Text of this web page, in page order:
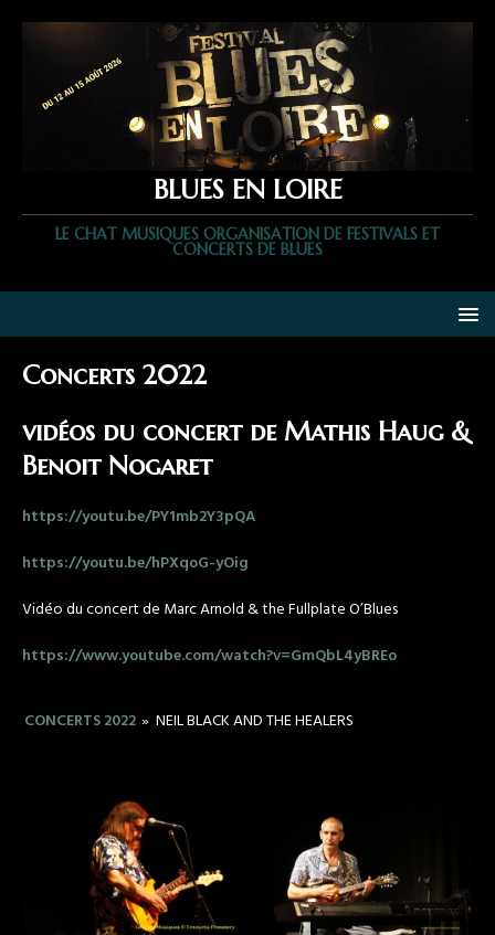
BLUES EN LOIRE
LE CHAT MUSIQUES ORGANISATION DE FESTIVALS ET
CONCERTS DE BLUES
Concerts 2022
vidéos du concert de Mathis Haug &
Benoit Nogaret
https://youtu.be/PY1mb2Y3pQA
https://youtu.be/hPXqoG-yOig
Vidéo du concert de Marc Arnold & the Fullplate O’Blues
https://www.youtube.com/watch?v=GmQbL4yBREo
CONCERTS 2022 » NEIL BLACK AND THE HEALERS